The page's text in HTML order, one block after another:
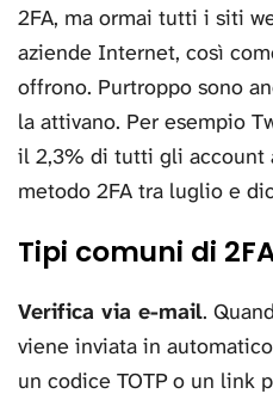
2FA, ma ormai tutti i siti
aziende Internet, così
offrono. Purtroppo sono
la attivano. Per esempio
il 2,3% di tutti gli account
metodo 2FA tra luglio e
Tipi comuni di
Verifica via e-mail.
viene inviata in
un codice TOTP o un link